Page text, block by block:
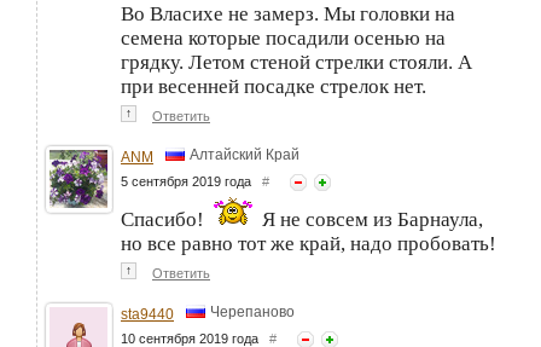
Во Власихе не замерз. Мы головки на
семена которые посадили осенью на
грядку. Летом стеной стрелки стояли. А
при весенней посадке стрелок нет.
↑ Ответить
ANM Алтайский Край
5 сентября 2019 года #
Спасибо!
Я не совсем из Барнаула,
но все равно тот же край, надо пробовать!
↑ Ответить
sta9440 Черепаново
10 сентября 2019 года #